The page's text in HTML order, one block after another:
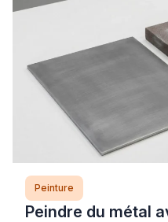
Peinture
Peindre du métal